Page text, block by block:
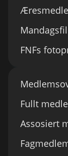
FNFs
Fullt
Assosiert